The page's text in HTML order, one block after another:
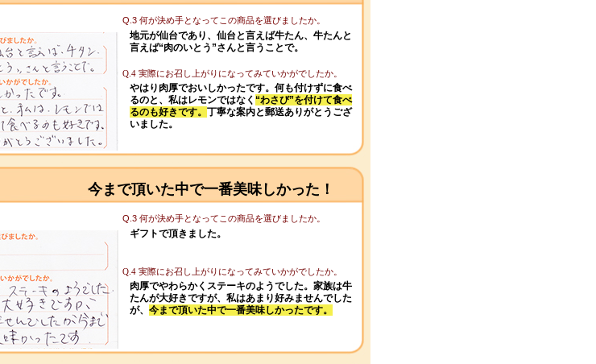
Q.3 何が決め手となってこの商品を選びましたか。
地元が仙台であり、仙台と言えば牛たん、牛たんと
言えば“肉のいとう”さんと言うことで。
Q.4 実際にお召し上がりになってみていかがでしたか。
やはり肉厚でおいしかったです。何も付けずに食べ
るのと、私はレモンではなく “わさび”を付けて食べ
るのも好きです。 丁寧な案内と郵送ありがとうござ
いました。
今まで頂いた中で一番美味しかった！
Q.3 何が決め手となってこの商品を選びましたか。
ギフトで頂きました。
Q.4 実際にお召し上がりになってみていかがでしたか。
肉厚でやわらかくステーキのようでした。家族は牛
たんが大好きですが、私はあまり好みませんでした
が、 今まで頂いた中で一番美味しかったです。